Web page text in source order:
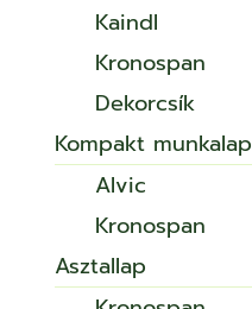
Kaindl
Kronospan
Dekorcsík
Kompakt munkalap
Alvic
Kronospan
Asztallap